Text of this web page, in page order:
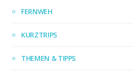
FERNWEH
KURZTRIPS
THEMEN & TIPPS